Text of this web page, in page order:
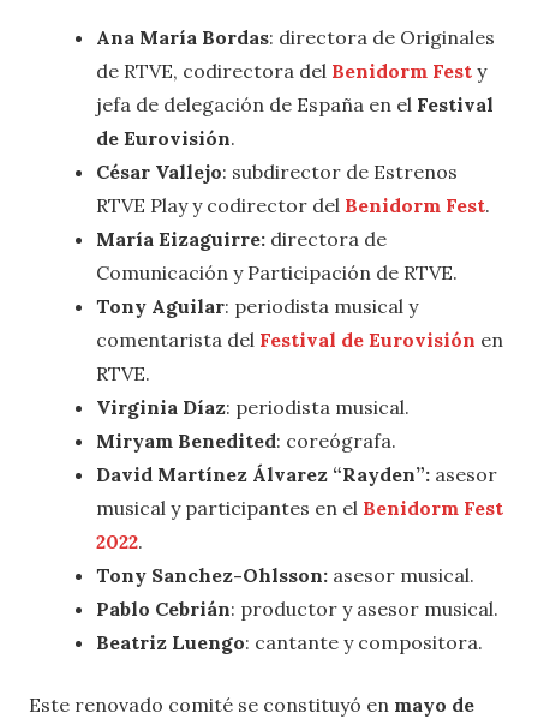
Ana María Bordas: directora de Originales
de RTVE, codirectora del Benidorm Fest y
jefa de delegación de España en el Festival
de Eurovisión.
César Vallejo: subdirector de Estrenos
RTVE Play y codirector del Benidorm Fest.
María Eizaguirre: directora de
Comunicación y Participación de RTVE.
Tony Aguilar: periodista musical y
comentarista del Festival de Eurovisión en
RTVE.
Virginia Díaz: periodista musical.
Miryam Benedited: coreógrafa.
David Martínez Álvarez “Rayden”: asesor
musical y participantes en el Benidorm Fest
2022.
Tony Sanchez-Ohlsson: asesor musical.
Pablo Cebrián: productor y asesor musical.
Beatriz Luengo: cantante y compositora.
Este renovado comité se constituyó en mayo de